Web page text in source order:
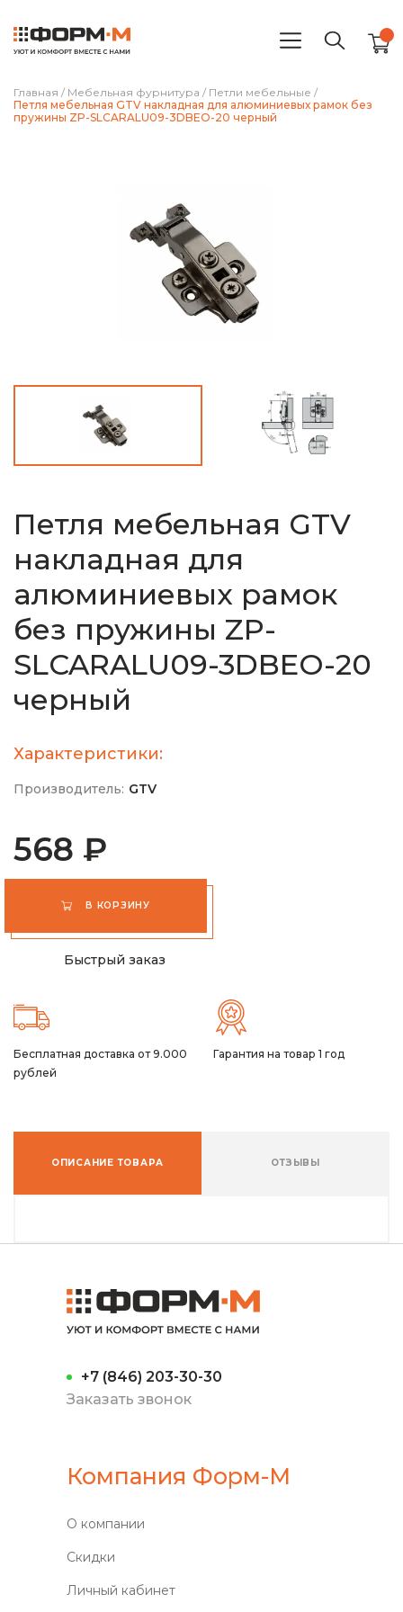
Главная / Мебельная фурнитура / Петли мебельные /
Петля мебельная GTV накладная для алюминиевых рамок без
пружины ZP-SLCARALU09-3DBEO-20 черный
Петля мебельная GTV
накладная для
алюминиевых рамок
без пружины ZP-
SLCARALU09-3DBEO-20
черный
Характеристики:
Производитель: GTV
568 ₽
В КОРЗИНУ
Быстрый заказ
Бесплатная доставка от 9.000
рублей
Гарантия на товар 1 год
ОПИСАНИЕ ТОВАРА ОТЗЫВЫ
+7 (846) 203-30-30
Заказать звонок
Компания Форм-М
О компании
Скидки
Личный кабинет